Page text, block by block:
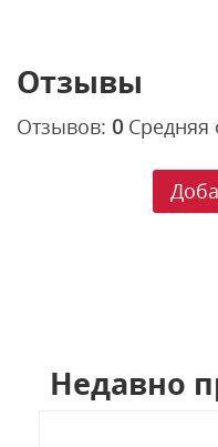
Отзывы
Отзывов: 0 Средняя
Недавно